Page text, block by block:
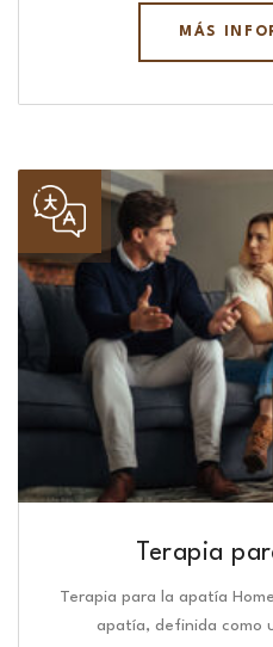
MÁS
Terapia
Terapia para la apatía
apatía, definida como